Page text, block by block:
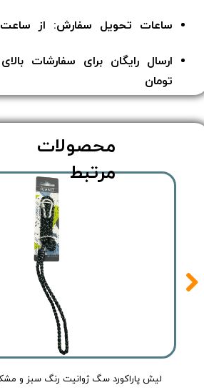
ساعات تحویل سفارش: از ساعت 12 الی 19
تومان​​​​​​​
محصولات
مرتبط